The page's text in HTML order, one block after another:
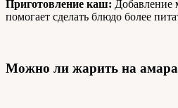
Приготовление каш: Добавление
помогает сделать блюдо более
Можно ли жарить на